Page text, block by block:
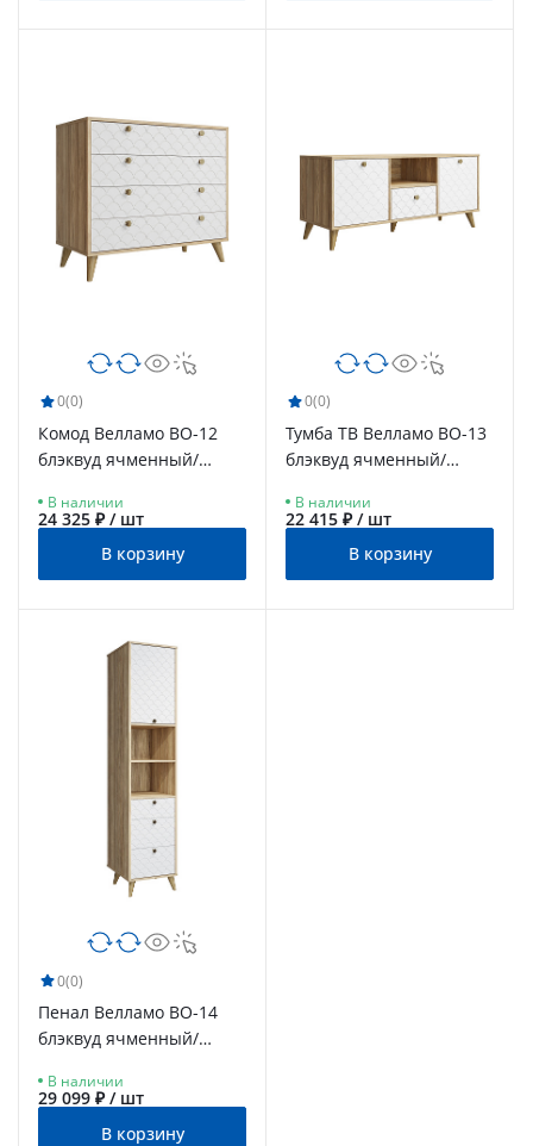
0(0)
Комод Велламо ВО-12
блэквуд ячменный/
В наличии
24 325 ₽ / шт
В корзину
0(0)
Тумба ТВ Велламо ВО-13
блэквуд ячменный/
В наличии
22 415 ₽ / шт
В корзину
0(0)
Пенал Велламо ВО-14
блэквуд ячменный/
В наличии
29 099 ₽ / шт
В корзину